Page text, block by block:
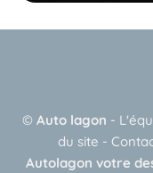
© Auto lagon -
du site -
Autolagon votre